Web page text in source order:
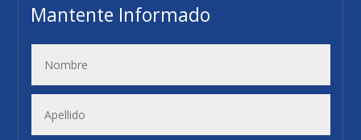
Mantente Informado